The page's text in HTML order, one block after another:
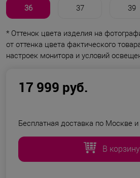
36 37 39
* Оттенок цвета изделия на
от оттенка цвета фактического
настроек монитора и условий
17 999 руб.
Бесплатная доставка по Москве
В корзину